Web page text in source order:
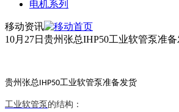
电机系列
移动资讯
10月27日贵州张总IHP50工业软管泵准
贵州张总IHP50工业软管泵准备发货
工业软管泵 的结构：